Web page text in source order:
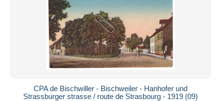
CPA de Bischwiller - Bischweiler - Hanhofer und
Strassburger strasse / route de Strasbourg - 1919 (09)